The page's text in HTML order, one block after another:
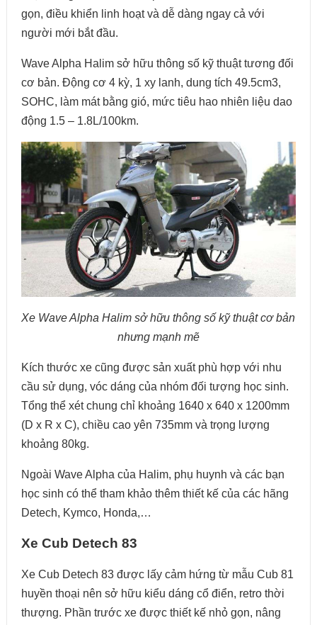
gọn, điều khiển linh hoạt và dễ dàng ngay cả với
người mới bắt đầu.
Wave Alpha Halim sở hữu thông số kỹ thuật tương đối
cơ bản. Động cơ 4 kỳ, 1 xy lanh, dung tích 49.5cm3,
SOHC, làm mát bằng gió, mức tiêu hao nhiên liệu dao
động 1.5 – 1.8L/100km.
Xe Wave Alpha Halim sở hữu thông số kỹ thuật cơ bản
nhưng mạnh mẽ
Kích thước xe cũng được sản xuất phù hợp với nhu
cầu sử dụng, vóc dáng của nhóm đối tượng học sinh.
Tổng thể xét chung chỉ khoảng 1640 x 640 x 1200mm
(D x R x C), chiều cao yên 735mm và trọng lượng
khoảng 80kg.
Ngoài Wave Alpha của Halim, phụ huynh và các bạn
học sinh có thể tham khảo thêm thiết kế của các hãng
Detech, Kymco, Honda,…
Xe Cub Detech 83
Xe Cub Detech 83 được lấy cảm hứng từ mẫu Cub 81
huyền thoại nên sở hữu kiểu dáng cổ điển, retro thời
thượng. Phần trước xe được thiết kế nhỏ gọn, nâng